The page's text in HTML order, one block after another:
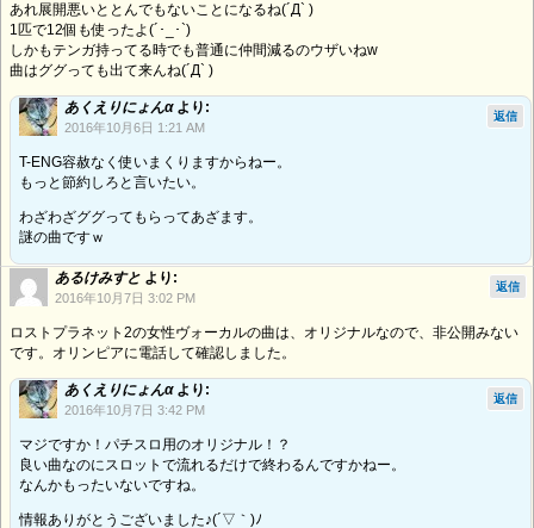
あれ展開悪いととんでもないことになるね(´Д` )
1匹で12個も使ったよ(´･_･`)
しかもテンガ持ってる時でも普通に仲間減るのウザいねw
曲はググっても出て来んね(´Д` )
あくえりにょんα より:
2016年10月6日 1:21 AM
T-ENG容赦なく使いまくりますからねー。
もっと節約しろと言いたい。
わざわざググってもらってあざます。
謎の曲ですｗ
返信
あるけみすと より:
2016年10月7日 3:02 PM
ロストプラネット2の女性ヴォーカルの曲は、オリジナルなので、非公開みない
です。オリンピアに電話して確認しました。
返信
あくえりにょんα より:
2016年10月7日 3:42 PM
マジですか！パチスロ用のオリジナル！？
良い曲なのにスロットで流れるだけで終わるんですかねー。
なんかもったいないですね。
情報ありがとうございました♪(´▽｀)ﾉ
返信